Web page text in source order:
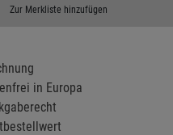
Zur Merkliste hinzufügen
in Europa